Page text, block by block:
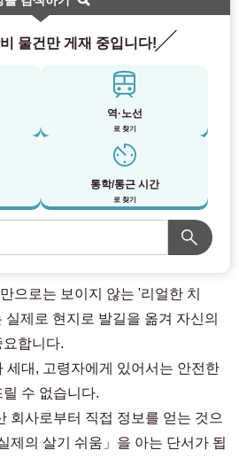
물건만 게재 중입니다!
역·노선
로 찾기
통학/통근 시간
로 찾기
으로는 보이지 않는 '리얼한 치
제로 현지로 발길을 옮겨 자신의
합니다.
세대, 고령자에게 있어서는 안전한
수 없습니다.
회사로부터 직접 정보를 얻는 것으
제의 살기 쉬움」을 아는 단서가 됩